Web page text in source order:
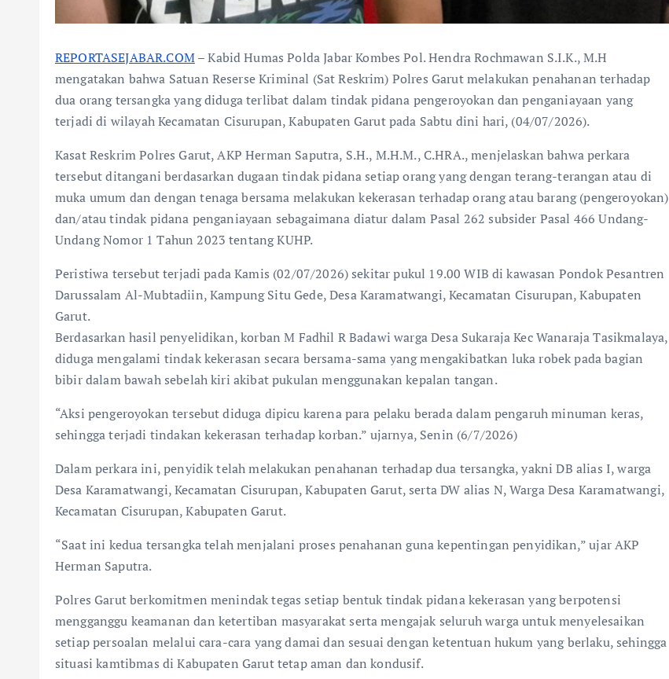
REPORTASEJABAR.COM– Kabid Humas Polda Jabar Kombes Pol. Hendra Rochmawan S.I.K., M.H
mengatakan bahwa Satuan Reserse Kriminal (Sat Reskrim) Polres Garut melakukan penahanan terhadap
dua orang tersangka yang diduga terlibat dalam tindak pidana pengeroyokan dan penganiayaan yang
terjadi di wilayah Kecamatan Cisurupan, Kabupaten Garut pada Sabtu dini hari, (04/07/2026).
Kasat Reskrim Polres Garut, AKP Herman Saputra, S.H., M.H.M., C.HRA., menjelaskan bahwa perkara
tersebut ditangani berdasarkan dugaan tindak pidana setiap orang yang dengan terang-terangan atau di
muka umum dan dengan tenaga bersama melakukan kekerasan terhadap orang atau barang (pengeroyokan)
dan/atau tindak pidana penganiayaan sebagaimana diatur dalam Pasal 262 subsider Pasal 466 Undang-
Undang Nomor 1 Tahun 2023 tentang KUHP.
Peristiwa tersebut terjadi pada Kamis (02/07/2026) sekitar pukul 19.00 WIB di kawasan Pondok Pesantren
Darussalam Al-Mubtadiin, Kampung Situ Gede, Desa Karamatwangi, Kecamatan Cisurupan, Kabupaten
Garut.
Berdasarkan hasil penyelidikan, korban M Fadhil R Badawi warga Desa Sukaraja Kec Wanaraja Tasikmalaya,
diduga mengalami tindak kekerasan secara bersama-sama yang mengakibatkan luka robek pada bagian
bibir dalam bawah sebelah kiri akibat pukulan menggunakan kepalan tangan.
“Aksi pengeroyokan tersebut diduga dipicu karena para pelaku berada dalam pengaruh minuman keras,
sehingga terjadi tindakan kekerasan terhadap korban.” ujarnya, Senin (6/7/2026)
Dalam perkara ini, penyidik telah melakukan penahanan terhadap dua tersangka, yakni DB alias I, warga
Desa Karamatwangi, Kecamatan Cisurupan, Kabupaten Garut, serta DW alias N, Warga Desa Karamatwangi,
Kecamatan Cisurupan, Kabupaten Garut.
“Saat ini kedua tersangka telah menjalani proses penahanan guna kepentingan penyidikan,” ujar AKP
Herman Saputra.
Polres Garut berkomitmen menindak tegas setiap bentuk tindak pidana kekerasan yang berpotensi
mengganggu keamanan dan ketertiban masyarakat serta mengajak seluruh warga untuk menyelesaikan
setiap persoalan melalui cara-cara yang damai dan sesuai dengan ketentuan hukum yang berlaku, sehingga
situasi kamtibmas di Kabupaten Garut tetap aman dan kondusif.